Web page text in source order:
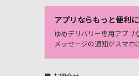
アプリならもっと便利に
ゆめデリバリー専用アプリ
メッセージの通知がスマホ